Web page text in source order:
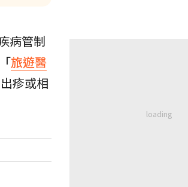
病管制
旅遊醫
疹或相